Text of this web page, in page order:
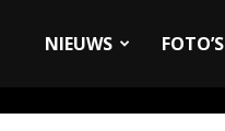
NIEUWS FOTO’S